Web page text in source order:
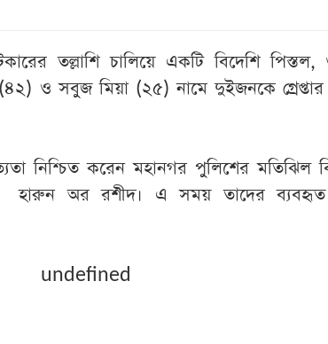
তল্লাশি চালিয়ে একটি বিদেশি
ও সবুজ মিয়া (২৫) নামে দুইজনকে
নিশ্চিত করেন মহানগর পুলিশের মতিঝিল
হারুন অর রশীদ। এ সময় তাদের
undefined